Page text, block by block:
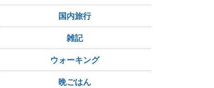
国内旅行
雑記
ウォーキング
晩ごはん